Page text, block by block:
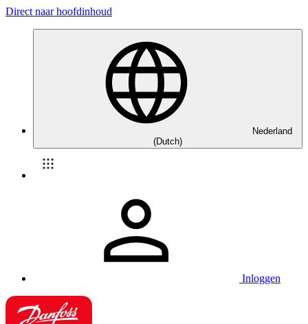
Direct naar hoofdinhoud
Nederland
(Dutch)
Inloggen